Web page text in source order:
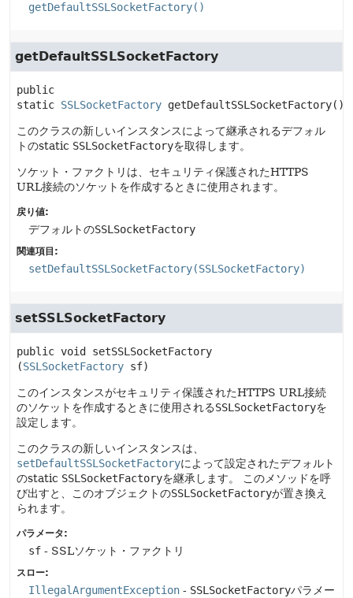
getDefaultSSLSocketFactory()
getDefaultSSLSocketFactory
public
static SSLSocketFactory getDefaultSSLSocketFactory()
このクラスの新しいインスタンスによって継承されるデフォル
トのstatic SSLSocketFactoryを取得します。
ソケット・ファクトリは、セキュリティ保護されたHTTPS
URL接続のソケットを作成するときに使用されます。
戻り値:
デフォルトのSSLSocketFactory
関連項目:
setDefaultSSLSocketFactory(SSLSocketFactory)
setSSLSocketFactory
public void
setSSLSocketFactory
(SSLSocketFactory sf)
このインスタンスがセキュリティ保護されたHTTPS URL接続
のソケットを作成するときに使用されるSSLSocketFactoryを
設定します。
このクラスの新しいインスタンスは、
setDefaultSSLSocketFactoryによって設定されたデフォルト
のstatic SSLSocketFactoryを継承します。
このメソッドを呼
び出すと、このオブジェクトのSSLSocketFactoryが置き換え
られます。
パラメータ:
sf - SSLソケット・ファクトリ
スロー:
IllegalArgumentException - SSLSocketFactoryパラメー